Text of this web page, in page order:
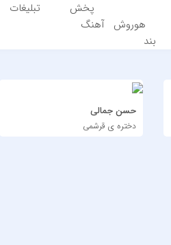
هوروش
بند
پخش
آهنگ
تبلیغات
حسن جمالی
دختره ی قرشمی